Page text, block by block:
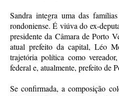
Sandra integra uma das
rondoniense. É viúva do ex-
presidente da Câmara de Porto
atual prefeito da capital, Léo
trajetória política como
federal e, atualmente, prefeito de
Se confirmada, a composição